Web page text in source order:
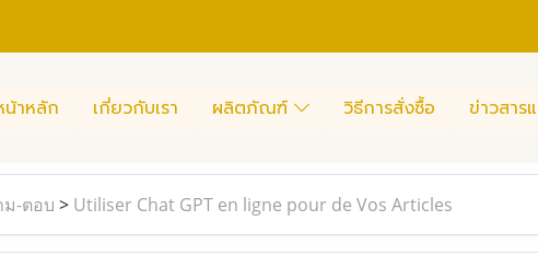
น้าหลัก เกี่ยวกับเรา ผลิตภัณฑ์ วิธีการสั่งซื้อ ข่าวสาร
ม-ตอบ > Utiliser Chat GPT en ligne pour de Vos Articles